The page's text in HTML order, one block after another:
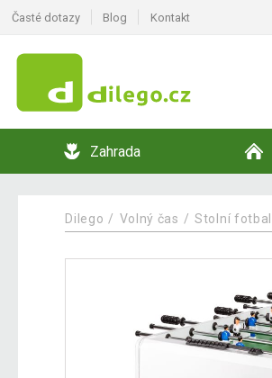
Časté dotazy Blog Kontakt
Zahrada
Dilego Volný čas Stolní fotbal